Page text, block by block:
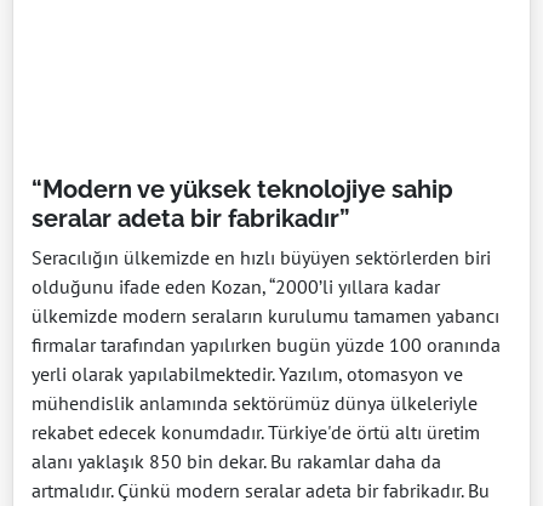
“Modern ve yüksek teknolojiye sahip
seralar adeta bir fabrikadır”
Seracılığın ülkemizde en hızlı büyüyen sektörlerden biri
olduğunu ifade eden Kozan, “2000’li yıllara kadar
ülkemizde modern seraların kurulumu tamamen yabancı
firmalar tarafından yapılırken bugün yüzde 100 oranında
yerli olarak yapılabilmektedir. Yazılım, otomasyon ve
mühendislik anlamında sektörümüz dünya ülkeleriyle
rekabet edecek konumdadır. Türkiye'de örtü altı üretim
alanı yaklaşık 850 bin dekar. Bu rakamlar daha da
artmalıdır. Çünkü modern seralar adeta bir fabrikadır. Bu